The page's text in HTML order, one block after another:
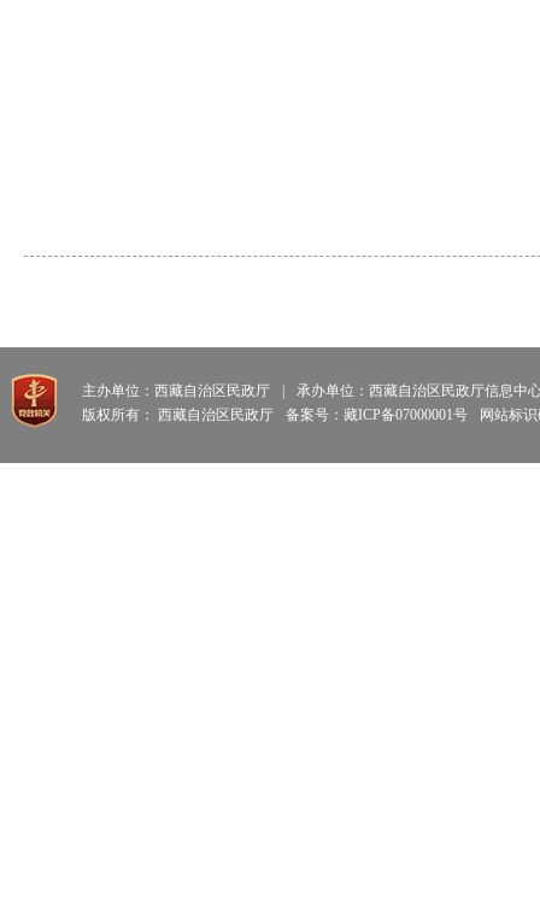
主办单位：西藏自治区民政厅
承办单位：西藏自治区民政厅信息中
版权所有： 西藏自治区民政厅
备案号：藏ICP备07000001号 网站标识